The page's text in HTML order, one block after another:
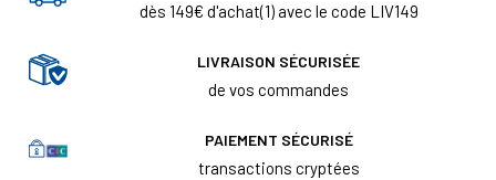
dès 149€ d'achat(1) avec le code LIV149
LIVRAISON SÉCURISÉE
de vos commandes
PAIEMENT SÉCURISÉ
transactions cryptées